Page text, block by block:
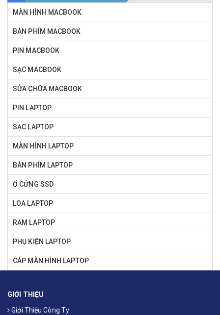
MÀN HÌNH MACBOOK
BÀN PHÍM MACBOOK
PIN MACBOOK
SẠC MACBOOK
SỬA CHỮA MACBOOK
PIN LAPTOP
SẠC LAPTOP
MÀN HÌNH LAPTOP
BÀN PHÍM LAPTOP
Ổ CỨNG SSD
LOA LAPTOP
RAM LAPTOP
PHỤ KIỆN LAPTOP
CÁP MÀN HÌNH LAPTOP
GIỚI THIỆU
Giới Thiệu Công Ty